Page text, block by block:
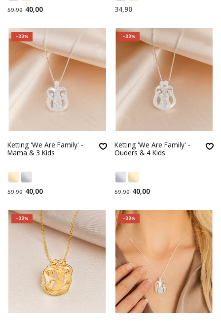
59,90 40,00 34,90
-33%
Ketting 'We Are Family' -
Mama & 3 Kids
59,90 40,00
-33%
Ketting 'We Are Family' -
Ouders & 4 Kids
59,90 40,00
-33% -33%